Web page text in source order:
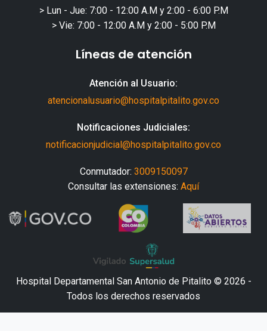
> Lun - Jue: 7:00 - 12:00 A.M y 2:00 - 6:00 P.M
> Vie: 7:00 - 12:00 A.M y 2:00 - 5:00 P.M
Líneas de atención
Atención al Usuario:
atencionalusuario@hospitalpitalito.gov.co
Notificaciones Judiciales:
notificacionjudicial@hospitalpitalito.gov.co
Conmutador: 3009150097
Consultar las extensiones: Aquí
Hospital Departamental San Antonio de Pitalito © 2026 -
Todos los derechos reservados